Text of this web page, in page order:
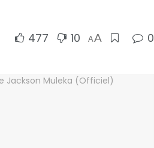
477 10 AA 0